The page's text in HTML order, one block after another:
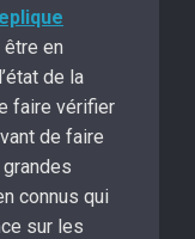
être en
de la
faire vérifier
de faire
connus qui
sur les